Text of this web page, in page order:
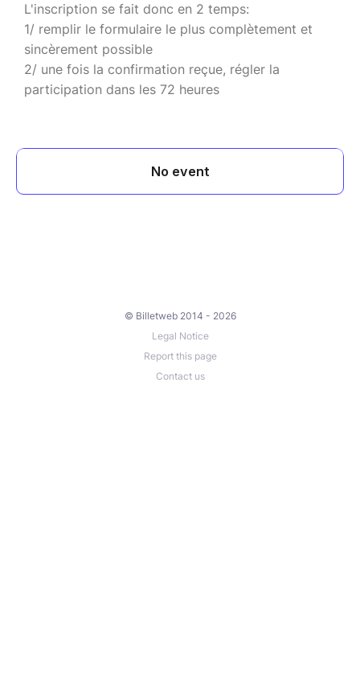
L'inscription se fait donc en 2 temps:
1/ remplir le formulaire le plus complètement et
sincèrement possible
2/ une fois la confirmation reçue, régler la
participation dans les 72 heures
© Billetweb 2014 - 2026
Legal Notice
Report this page
Contact us